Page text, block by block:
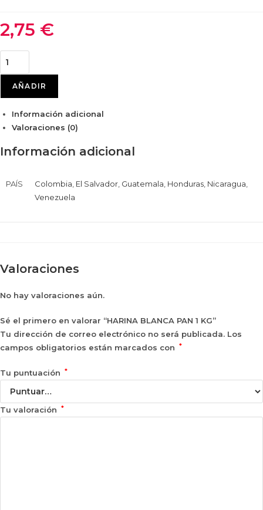
2,75 €
HARINA
BLANCA
PAN
1
KG
cantidad
AÑADIR
Información adicional
Valoraciones (0)
Información adicional
PAÍS Colombia El Salvador Guatemala Honduras Nicaragua
Venezuela
Valoraciones
No hay valoraciones aún.
Sé el primero en valorar “HARINA BLANCA PAN 1 KG”
Tu dirección de correo electrónico no será publicada. Los
campos obligatorios están marcados con
*
Tu puntuación *
Tu valoración *